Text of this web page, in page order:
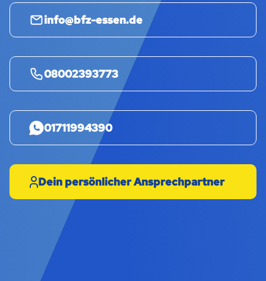
info@bfz-essen.de
08002393773
01711994390
Dein persönlicher Ansprechpartner